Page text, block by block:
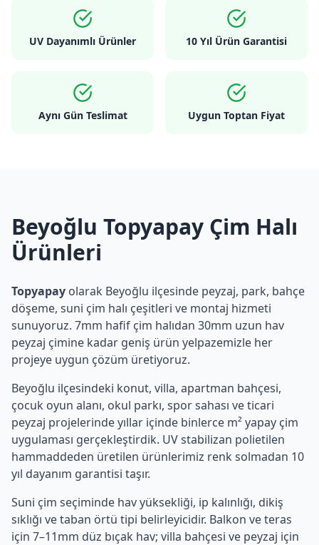
UV Dayanımlı Ürünler 10 Yıl Ürün Garantisi
Aynı Gün Teslimat Uygun Toptan Fiyat
Beyoğlu Topyapay Çim Halı
Ürünleri
Topyapay olarak Beyoğlu ilçesinde peyzaj, park, bahçe
döşeme, suni çim halı çeşitleri ve montaj hizmeti
sunuyoruz. 7mm hafif çim halıdan 30mm uzun hav
peyzaj çimine kadar geniş ürün yelpazemizle her
projeye uygun çözüm üretiyoruz.
Beyoğlu ilçesindeki konut, villa, apartman bahçesi,
çocuk oyun alanı, okul parkı, spor sahası ve ticari
peyzaj projelerinde yıllar içinde binlerce m² yapay çim
uygulaması gerçekleştirdik. UV stabilizan polietilen
hammaddeden üretilen ürünlerimiz renk solmadan 10
yıl dayanım garantisi taşır.
Suni çim seçiminde hav yüksekliği, ip kalınlığı, dikiş
sıklığı ve taban örtü tipi belirleyicidir. Balkon ve teras
için 7–11mm düz bıçak hav; villa bahçesi ve peyzaj için